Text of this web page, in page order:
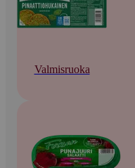
Valmisruoka